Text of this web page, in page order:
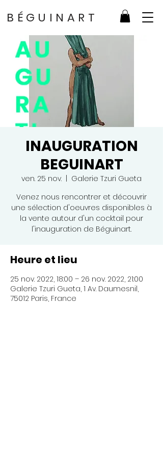
BÉGUINART
INAUGURATION
BEGUINART
ven. 25 nov.
Galerie Tzuri Gueta
Venez nous rencontrer et découvrir
une sélection d'oeuvres disponibles à
la vente autour d'un cocktail pour
l'inauguration de Béguinart.
Heure et lieu
25 nov. 2022, 18:00 – 26 nov. 2022, 21:00
Galerie Tzuri Gueta, 1 Av. Daumesnil,
75012 Paris, France